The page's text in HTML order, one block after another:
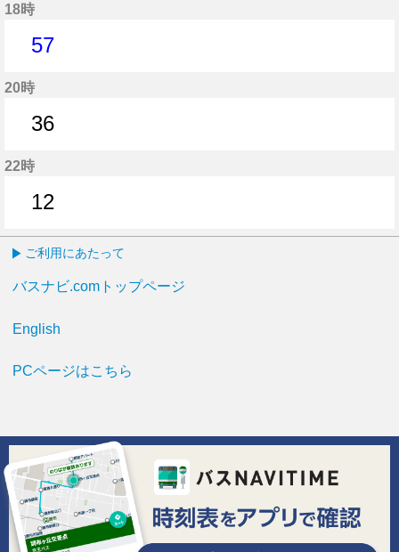
18時
57
20時
36
22時
12
ご利用にあたって
バスナビ.comトップページ
English
PCページはこちら